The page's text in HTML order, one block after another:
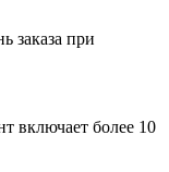
заказа при
включает более 10